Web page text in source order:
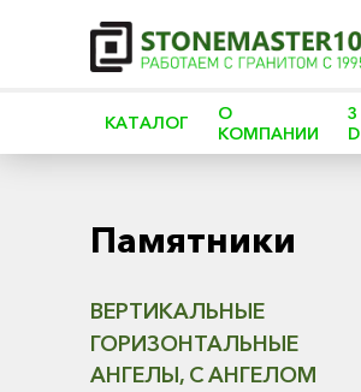
КАТАЛОГ
О
КОМПАНИИ
3
D
Памятники
ВЕРТИКАЛЬНЫЕ
ГОРИЗОНТАЛЬНЫЕ
АНГЕЛЫ, С АНГЕЛОМ